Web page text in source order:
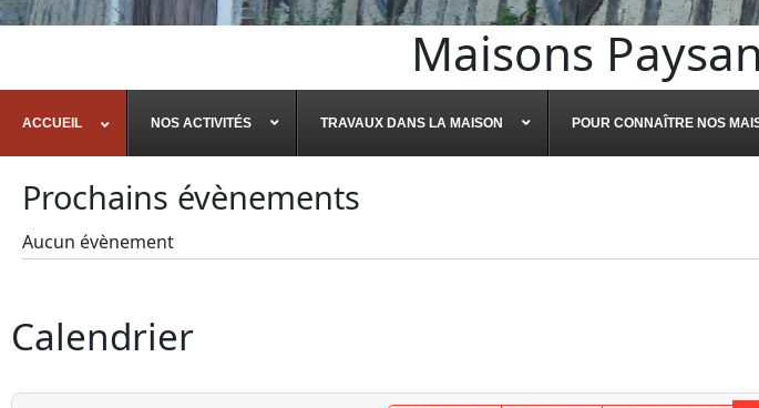
Maisons
ACCUEIL NOS ACTIVITÉS TRAVAUX DANS LA MAISON POUR CONNAÎTRE NOS
Prochains évènements
Aucun évènement
Calendrier